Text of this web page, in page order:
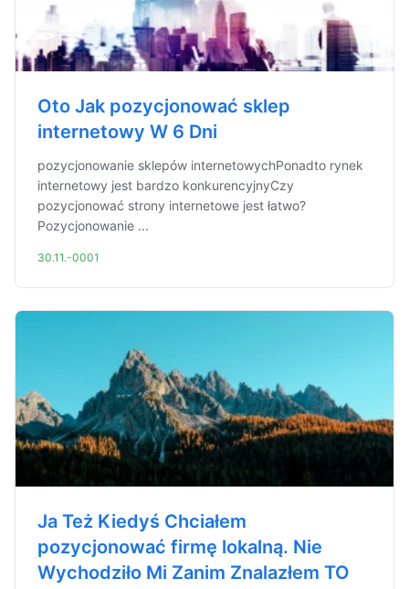
Oto Jak pozycjonować sklep
internetowy W 6 Dni
pozycjonowanie sklepów internetowychPonadto rynek
internetowy jest bardzo konkurencyjnyCzy
pozycjonować strony internetowe jest łatwo?
Pozycjonowanie ...
30.11.-0001
Ja Też Kiedyś Chciałem
pozycjonować firmę lokalną. Nie
Wychodziło Mi Zanim Znalazłem TO